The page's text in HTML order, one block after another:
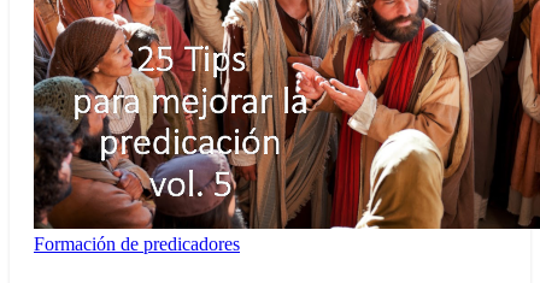
Formación de predicadores